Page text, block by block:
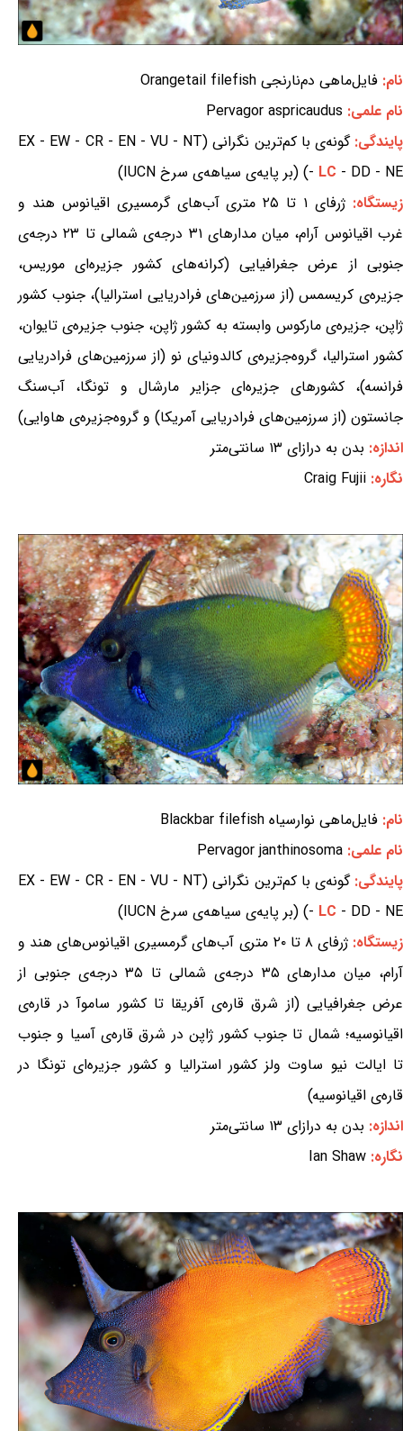
نام: فایل‌ماهی دم‌نارنجی Orangetail filefish
نام علمی: Pervagor aspricaudus
پایندگی:
گونه‌ی با کم‌ترین نگرانی (EX - EW - CR - EN - VU - NT
- LC - DD - NE) (بر پایه‌ی سیاهه‌ی سرخ IUCN)
زیستگاه:
ژرفای ۱ تا ۲۵ متری آب‌های گرمسیری اقیانوس هند و
غرب اقیانوس آرام، میان مدارهای ۳۱ درجه‌ی شمالی تا ۲۳ درجه‌ی
جنوبی از عرض جغرافیایی (کرانه‌های کشور جزیره‌ای موریس،
جزیره‌ی کریسمس (از سرزمین‌های فرادریایی استرالیا)، جنوب کشور
ژاپن، جزیره‌ی مارکوس وابسته به کشور ژاپن، جنوب جزیره‌ی تایوان،
کشور استرالیا، گروه‌جزیره‌ی کالدونیای نو (از سرزمین‌های فرادریایی
فرانسه)، کشورهای جزیره‌ای جزایر مارشال و تونگا، آب‌سنگ
جانستون (از سرزمین‌های فرادریایی آمریکا) و گروه‌جزیره‌ی هاوایی)
اندازه: بدن به درازای ۱۳ سانتی‌متر
نگاره: Craig Fujii
نام: فایل‌ماهی نوارسیاه Blackbar filefish
نام علمی: Pervagor janthinosoma
پایندگی:
گونه‌ی با کم‌ترین نگرانی (EX - EW - CR - EN - VU - NT
- LC - DD - NE) (بر پایه‌ی سیاهه‌ی سرخ IUCN)
زیستگاه:
ژرفای ۸ تا ۲۰ متری آب‌های گرمسیری اقیانوس‌های هند و
آرام، میان مدارهای ۳۵ درجه‌ی شمالی تا ۳۵ درجه‌ی جنوبی از
عرض جغرافیایی (از شرق قاره‌ی آفریقا تا کشور ساموآ در قاره‌ی
اقیانوسیه؛ شمال تا جنوب کشور ژاپن در شرق قاره‌ی آسیا و جنوب
تا ایالت نیو ساوت ولز کشور استرالیا و کشور جزیره‌ای تونگا در
قاره‌ی اقیانوسیه)
اندازه: بدن به درازای ۱۳ سانتی‌متر
نگاره: Ian Shaw